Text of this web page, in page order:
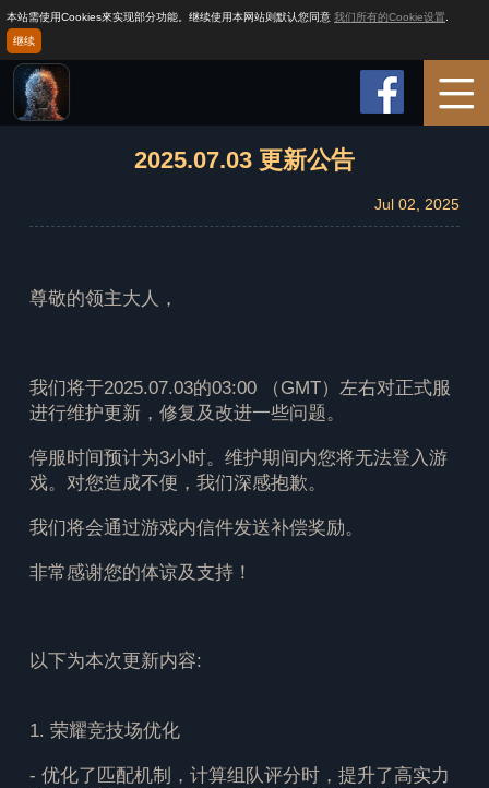
本站需使用Cookies來实现部分功能。继续使用本网站则默认您同意 我们所有的Cookie设置
继续
首页
玩法介绍
2025.07.03 更新公告
Jul 02, 2025
尊敬的领主大人，
我们将于2025.07.03的03:00 （GMT）左右对正式服
进行维护更新，修复及改进一些问题。
停服时间预计为3小时。维护期间内您将无法登入游
戏。对您造成不便，我们深感抱歉。
我们将会通过游戏内信件发送补偿奖励。
非常感谢您的体谅及支持！
以下为本次更新内容:
1. 荣耀竞技场优化
- 优化了匹配机制，计算组队评分时，提升了高实力